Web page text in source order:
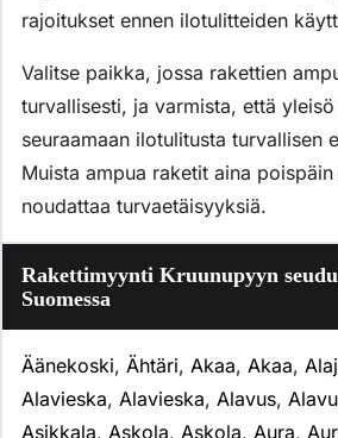
rajoitukset ennen ilotulitteiden
Valitse paikka, jossa rakettien
turvallisesti, ja varmista, että
seuraamaan ilotulitusta turvallisen
Muista ampua raketit aina
noudattaa turvaetäisyyksiä.
Rakettimyynti Kruunupyyn
Suomessa
Äänekoski, Ähtäri, Akaa, Akaa,
Alavieska, Alavieska, Alavus,
Asikkala, Askola, Askola, Aura,